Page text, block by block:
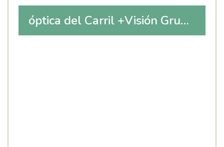
óptica del Carril +Visión Grupo